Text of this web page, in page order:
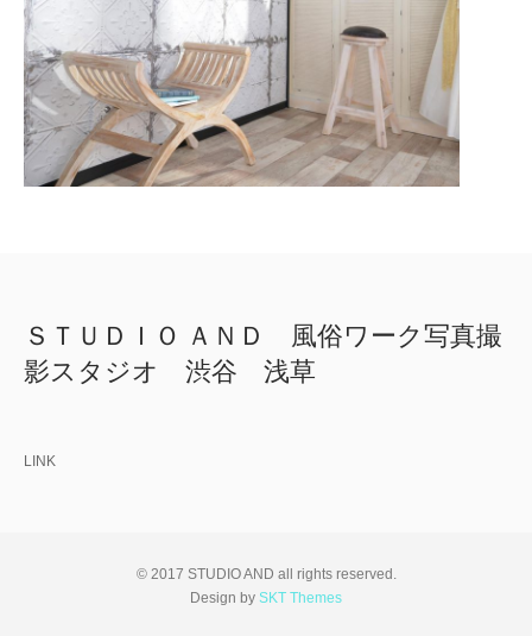
ＳＴＵＤＩＯ ＡＮＤ 風俗ワーク写真撮
影スタジオ 渋谷 浅草
LINK
© 2017 STUDIO AND all rights reserved.
Design by SKT Themes